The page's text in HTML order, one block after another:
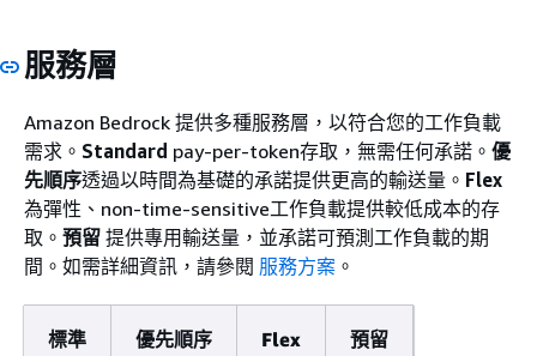
服務層
Amazon Bedrock 提供多種服務層，以符合您的工作負載
需求。 Standard pay-per-token存取，無需任何承諾。 優
先順序透過以時間為基礎的承諾提供更高的輸送量。 Flex
為彈性、non-time-sensitive工作負載提供較低成本的存
取。 預留 提供專用輸送量，並承諾可預測工作負載的期
間。如需詳細資訊，請參閱 服務方案 。
標準 優先順序 Flex 預留